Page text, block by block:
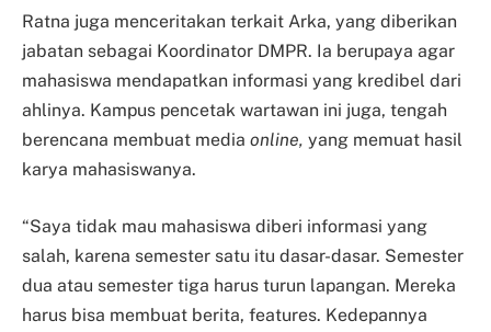
Ratna juga menceritakan terkait Arka, yang diberikan
jabatan sebagai Koordinator DMPR. Ia berupaya agar
mahasiswa mendapatkan informasi yang kredibel dari
ahlinya. Kampus pencetak wartawan ini juga, tengah
berencana membuat media online, yang memuat hasil
karya mahasiswanya.
“Saya tidak mau mahasiswa diberi informasi yang
salah, karena semester satu itu dasar-dasar. Semester
dua atau semester tiga harus turun lapangan. Mereka
harus bisa membuat berita, features. Kedepannya